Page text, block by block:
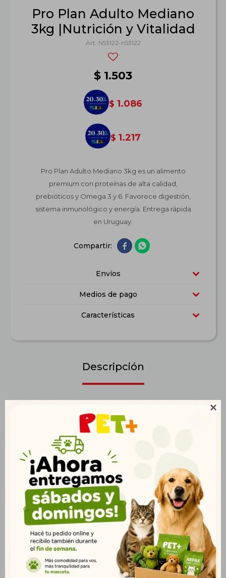

Pro Plan Adulto Mediano
3kg |Nutrición y Vitalidad
N53122-n53122
$ 1.503
$ 1.086
$ 1.217
Pro Plan Adulto Mediano 3kg es un alimento
premium con proteínas de alta calidad,
prebióticos y Omega 3 y 6. Favorece digestión,
sistema inmunológico y energía. Entrega rápida
en Uruguay.
 
Envíos
Medios de pago
Características
Descripción
diseñado para perros adultos de razas medianas, brindando
una nutrición completa con la tecnología OptiLife®, que
optimiza la absorción de nutrientes esenciales. Su fórmula con
proteínas de alta calidad ayuda a mantener la masa muscular y
la energía diaria. Contiene prebióticos y fibras naturales, que
favorecen la salud digestiva y mejoran la absorción de
nutrientes. Enriquecido con Omega 3 y 6, promueve una piel
saludable y un pelaje brillante. Su combinación de vitaminas y
minerales fortalece el sistema inmunológico y contribuye al
bienestar general del perro. ? Presentación: Bolsa de 3kg. ?
Entrega rápida en Montevideo y todo Uruguay.